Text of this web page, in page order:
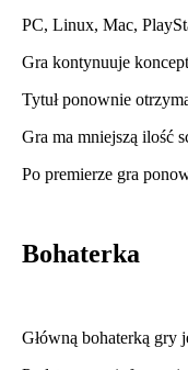
PC, Linux, Mac,
Gra kontynuuje
Tytuł ponownie
Gra ma mniejszą ilość
Po premierze gra
Bohaterka
Główną bohaterką gry